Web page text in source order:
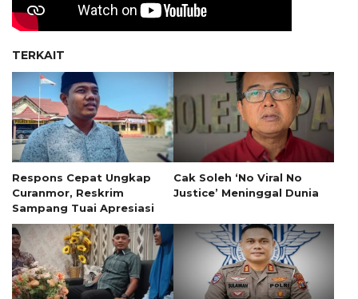
TERKAIT
Respons Cepat Ungkap
Curanmor, Reskrim
Sampang Tuai Apresiasi
Cak Soleh ‘No Viral No
Justice’ Meninggal Dunia